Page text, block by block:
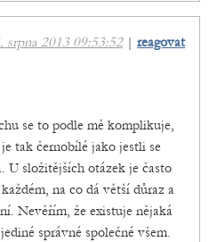
srpna 2013 09:53:52| reagovat
se to podle mě komplikuje,
tak černobílé jako jestli se
U složitějších otázek je často
na co dá větší důraz a
Nevěřím, že existuje nějaká
správné společné všem.